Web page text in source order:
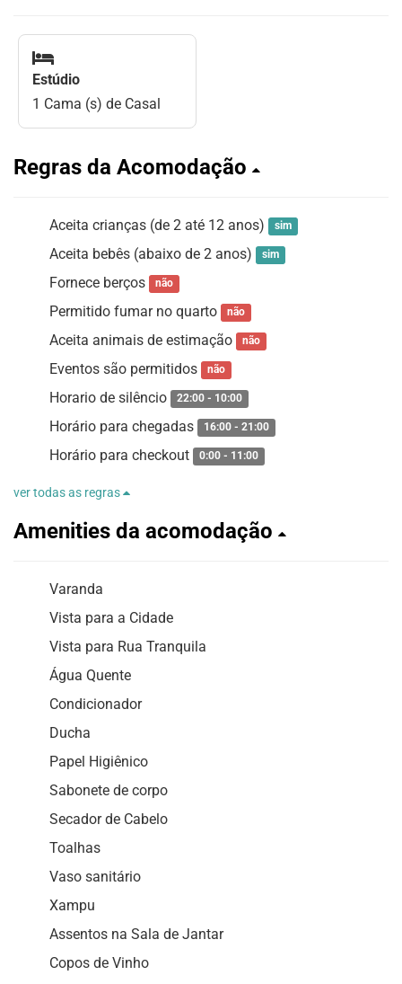
Estúdio
1 Cama (s) de Casal
Regras da Acomodação
Aceita crianças (de 2 até 12 anos) sim
Aceita bebês (abaixo de 2 anos) sim
Fornece berços não
Permitido fumar no quarto não
Aceita animais de estimação não
Eventos são permitidos não
Horario de silêncio 22:00 - 10:00
Horário para chegadas 16:00 - 21:00
Horário para checkout 0:00 - 11:00
ver todas as regras
Amenities da acomodação
Varanda
Vista para a Cidade
Vista para Rua Tranquila
Água Quente
Condicionador
Ducha
Papel Higiênico
Sabonete de corpo
Secador de Cabelo
Toalhas
Vaso sanitário
Xampu
Assentos na Sala de Jantar
Copos de Vinho